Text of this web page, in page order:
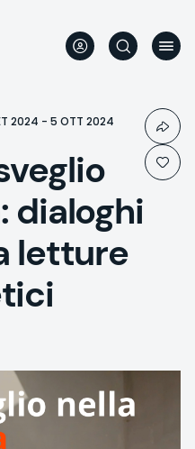
2024 - 5 OTT 2024
dialoghi
letture